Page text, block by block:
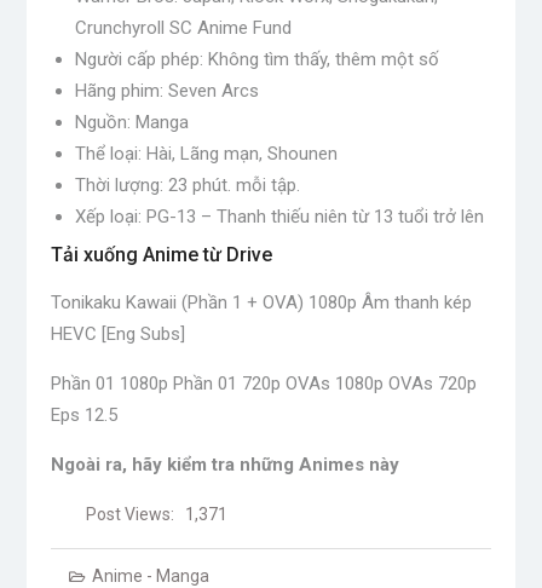
Crunchyroll SC Anime Fund
Người cấp phép: Không tìm thấy, thêm một số
Hãng phim: Seven Arcs
Nguồn: Manga
Thể loại: Hài, Lãng mạn, Shounen
Thời lượng: 23 phút. mỗi tập.
Xếp loại: PG-13 – Thanh thiếu niên từ 13 tuổi trở lên
Tải xuống Anime từ Drive
Tonikaku Kawaii (Phần 1 + OVA) 1080p Âm thanh kép
HEVC [Eng Subs]
Phần 01 1080p Phần 01 720p OVAs 1080p OVAs 720p
Eps 12.5
Ngoài ra, hãy kiểm tra những Animes này
Post Views: 1,371
Anime - Manga